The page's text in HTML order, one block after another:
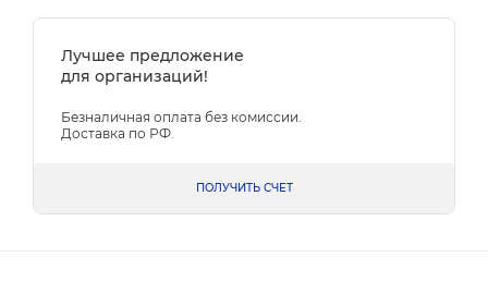
Лучшее предложение
для организаций!
Безналичная оплата без комиссии.
Доставка по РФ.
ПОЛУЧИТЬ СЧЕТ